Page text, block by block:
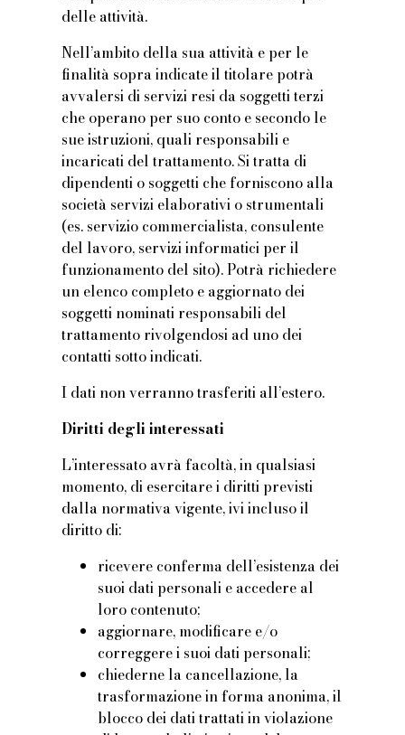
delle attività.
Nell’ambito della sua attività e per le
finalità sopra indicate il titolare potrà
avvalersi di servizi resi da soggetti terzi
che operano per suo conto e secondo le
sue istruzioni, quali responsabili e
incaricati del trattamento. Si tratta di
dipendenti o soggetti che forniscono alla
società servizi elaborativi o strumentali
(es. servizio commercialista, consulente
del lavoro, servizi informatici per il
funzionamento del sito). Potrà richiedere
un elenco completo e aggiornato dei
soggetti nominati responsabili del
trattamento rivolgendosi ad uno dei
contatti sotto indicati.
I dati non verranno trasferiti all’estero.
Diritti degli interessati
L’interessato avrà facoltà, in qualsiasi
momento, di esercitare i diritti previsti
dalla normativa vigente, ivi incluso il
diritto di:
ricevere conferma dell’esistenza dei
suoi dati personali e accedere al
loro contenuto;
aggiornare, modificare e/o
correggere i suoi dati personali;
chiederne la cancellazione, la
trasformazione in forma anonima, il
blocco dei dati trattati in violazione